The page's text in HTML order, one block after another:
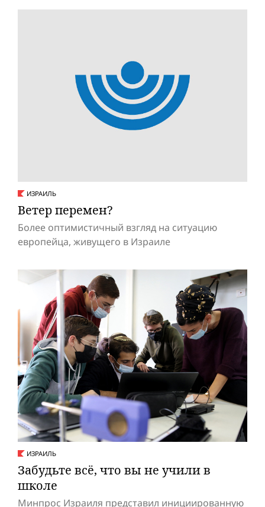
ИЗРАИЛЬ
Ветер перемен?
Более оптимистичный взгляд на ситуацию
европейца, живущего в Израиле
ИЗРАИЛЬ
Забудьте всё, что вы не учили в
школе
Минпрос Израиля представил инициированную